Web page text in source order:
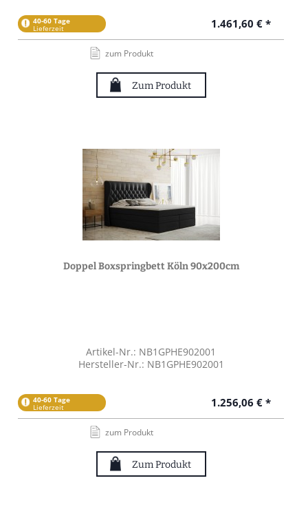
40-60 Tage
Lieferzeit 1.461,60 € *
zum Produkt
Zum Produkt
Doppel Boxspringbett Köln 90x200cm
Artikel-Nr.: NB1GPHE902001
Hersteller-Nr.: NB1GPHE902001
40-60 Tage
Lieferzeit 1.256,06 € *
zum Produkt
Zum Produkt